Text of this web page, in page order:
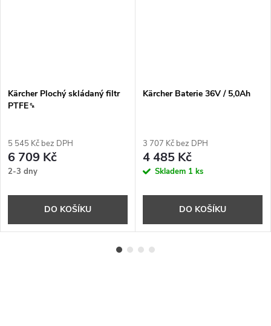
Kärcher Plochý skládaný filtr
PTFE␍
5 545 Kč bez DPH
6 709 Kč
2-3 dny
DO KOŠÍKU
Kärcher Baterie 36V / 5,0Ah
3 707 Kč bez DPH
4 485 Kč
Skladem 1 ks
DO KOŠÍKU